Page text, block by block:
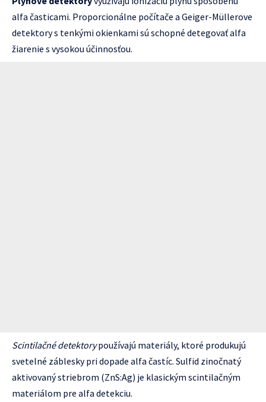
alfa časticami. Proporcionálne počítače a Geiger-Müllerove
detektory s tenkými okienkami sú schopné detegovať alfa
žiarenie s vysokou účinnosťou.
Scintilačné detektorypoužívajú materiály, ktoré produkujú
svetelné záblesky pri dopade alfa častíc. Sulfid zinočnatý
aktivovaný striebrom (ZnS:Ag) je klasickým scintilačným
materiálom pre alfa detekciu.